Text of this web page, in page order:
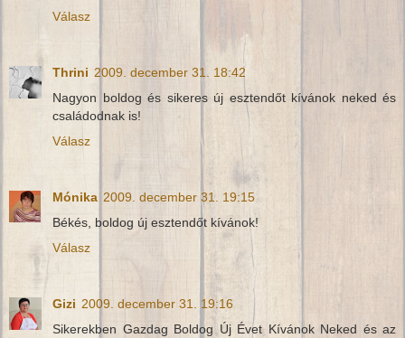
Válasz
Thrini 2009. december 31. 18:42
Nagyon boldog és sikeres új esztendőt kívánok neked és
családodnak is!
Válasz
Mónika 2009. december 31. 19:15
Békés, boldog új esztendőt kívánok!
Válasz
Gizi 2009. december 31. 19:16
Sikerekben Gazdag Boldog Új Évet Kívánok Neked és az